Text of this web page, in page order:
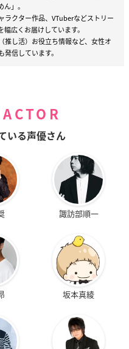
」。
ラクター作品、VTuberなどストリー
広くお届けしています。
推し活）お役立ち情報など、女性オ
信しています。
いる声優さん
諏訪部順一
坂本真綾